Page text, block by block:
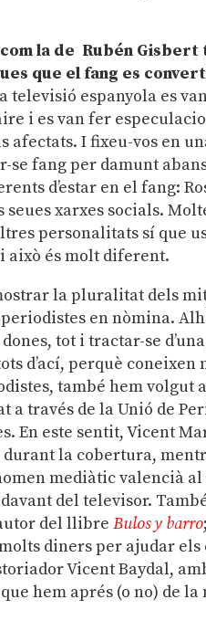
la de Rubén
que el fang es
televisió espanyola es
i es van fer
I fixeu-vos en
fang per damunt
d’estar en el fang:
xarxes socials.
personalitats sí que
això és molt diferent.
la pluralitat dels
en nòmina.
tot i tractar-se
d’ací, perquè
també hem volgut
a través de la Unió de
En este sentit, Vicent
durant la cobertura,
mediàtic valencià
del televisor.
del llibreBulos y barro
diners per ajudar els
Vicent Baydal,
hem aprés (o no) de la